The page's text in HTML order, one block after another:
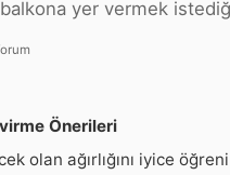
balkona yer vermek
Önerileri
olan ağırlığını iyice